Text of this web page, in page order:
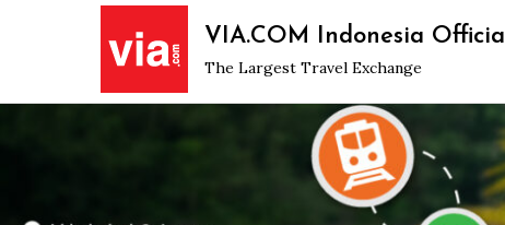
VIA.COM Indonesia Official
The Largest Travel Exchange